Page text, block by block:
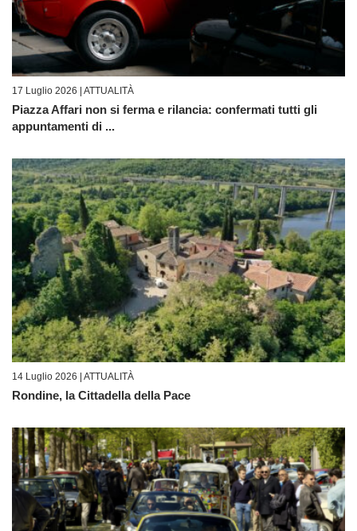
17 Luglio 2026 | ATTUALITÀ
Piazza Affari non si ferma e rilancia: confermati tutti gli
appuntamenti di ...
14 Luglio 2026 | ATTUALITÀ
Rondine, la Cittadella della Pace